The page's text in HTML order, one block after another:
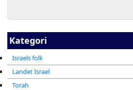
Kategori
Israels folk
Landet Israel
Torah